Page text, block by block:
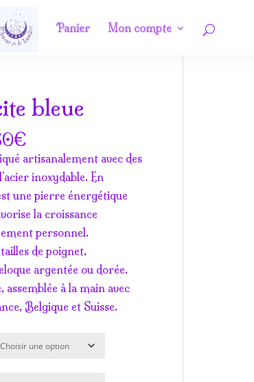
Panier Mon compte
bleue
€
de
prix :
28.50€
à
34.50€
artisanalement avec des
inoxydable. En
une pierre énergétique
la croissance
personnel.
de poignet,
argentée ou dorée.
assemblée à la main avec
Belgique et Suisse.